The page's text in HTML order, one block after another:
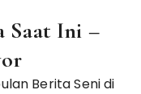
Saat Ini –
Berita Seni di